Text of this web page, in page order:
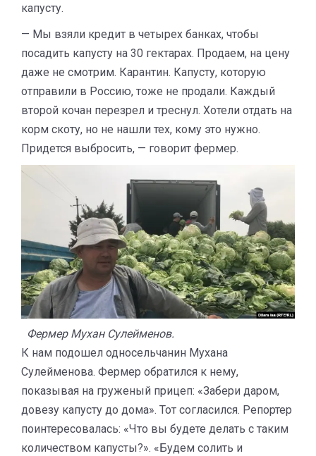
капусту.
— Мы взяли кредит в четырех банках, чтобы
посадить капусту на 30 гектарах. Продаем, на цену
даже не смотрим. Карантин. Капусту, которую
отправили в Россию, тоже не продали. Каждый
второй кочан перезрел и треснул. Хотели отдать на
корм скоту, но не нашли тех, кому это нужно.
Придется выбросить, — говорит фермер.
Фермер Мухан Сулейменов.
К нам подошел односельчанин Мухана
Сулейменова. Фермер обратился к нему,
показывая на груженый прицеп: «Забери даром,
довезу капусту до дома». Тот согласился. Репортер
поинтересовалась: «Что вы будете делать с таким
количеством капусты?». «Будем солить и